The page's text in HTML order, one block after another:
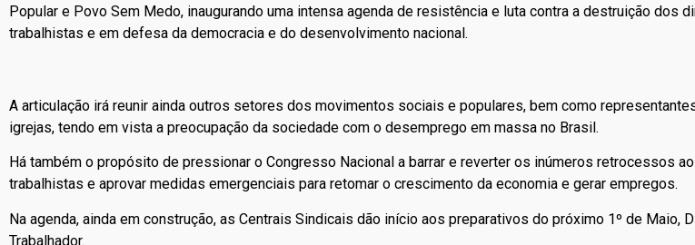
Popular e Povo Sem Medo, inaugurando uma intensa agenda de resistência e luta contra a destruição dos
trabalhistas e em defesa da democracia e do desenvolvimento nacional.
A articulação irá reunir ainda outros setores dos movimentos sociais e populares, bem como
igrejas, tendo em vista a preocupação da sociedade com o desemprego em massa no Brasil.
Há também o propósito de pressionar o Congresso Nacional a barrar e reverter os inúmeros retrocessos
trabalhistas e aprovar medidas emergenciais para retomar o crescimento da economia e gerar empregos.
Na agenda, ainda em construção, as Centrais Sindicais dão início aos preparativos do próximo 1º de Maio,
Trabalhador.